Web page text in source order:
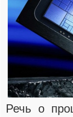
Речь о